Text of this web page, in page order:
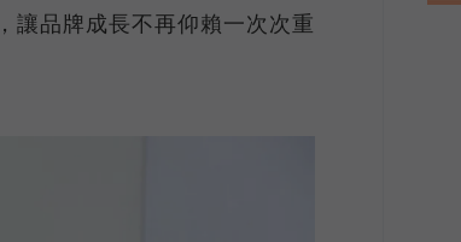
讓品牌成長不再仰賴一次次重